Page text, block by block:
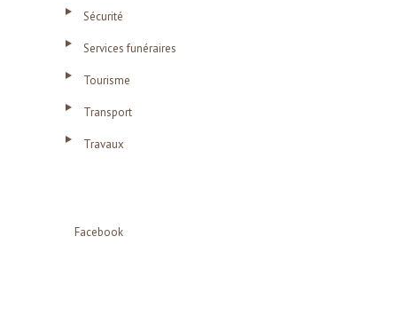
Sécurité
Services funéraires
Tourisme
Transport
Travaux
Facebook